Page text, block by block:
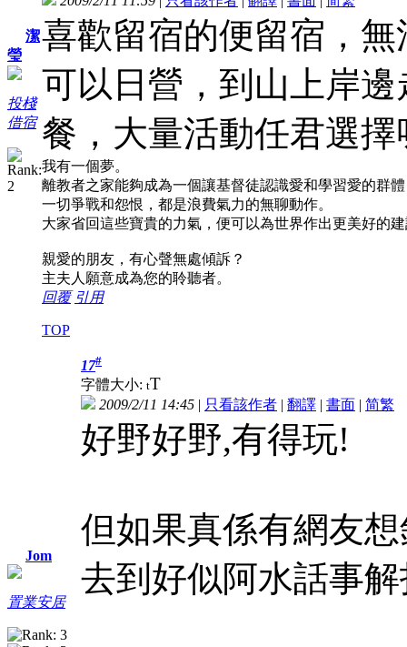
潔
瑩
投棧
借宿
喜歡留宿的便留宿，
可以日營，到山上岸
餐，大量活動任君選擇
我有一個夢。
離教者之家能夠成為一個讓基督徒認識愛和學習愛的群
一切爭戰和怨恨，都是浪費氣力的無聊動作。
大家省回這些寶貴的力氣，便可以為世界作出更美好的
親愛的朋友，有心聲無處傾訴？
主夫人願意成為您的聆聽者。
回覆 引用
TOP
Jom
置業安居
17#
字體大小: tT
2009/2/11 14:45 | 只看該作者 | 翻譯 | 書面 | 简繁
好野好野,有得玩!
但如果真係有網友
去到好似阿水話事